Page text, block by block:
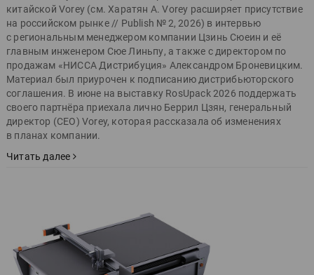
китайской Vorey (см. Харатян А. Vorey расширяет присутствие
на российском рынке // Publish № 2, 2026) в интервью
с региональным менеджером компании Цзинь Сюеин и её
главным инженером Сюе Линьпу, а также с директором по
продажам «НИССА Дистрибуция» Александром Броневицким.
Материал был приурочен к подписанию дистрибьюторского
соглашения. В июне на выставку RosUpack 2026 поддержать
своего партнёра приехала лично Беррил Цзян, генеральный
директор (CEO) Vorey, которая рассказала об изменениях
в планах компании.
Читать далее